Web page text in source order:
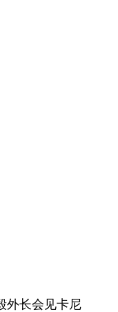
外长会见卡尼